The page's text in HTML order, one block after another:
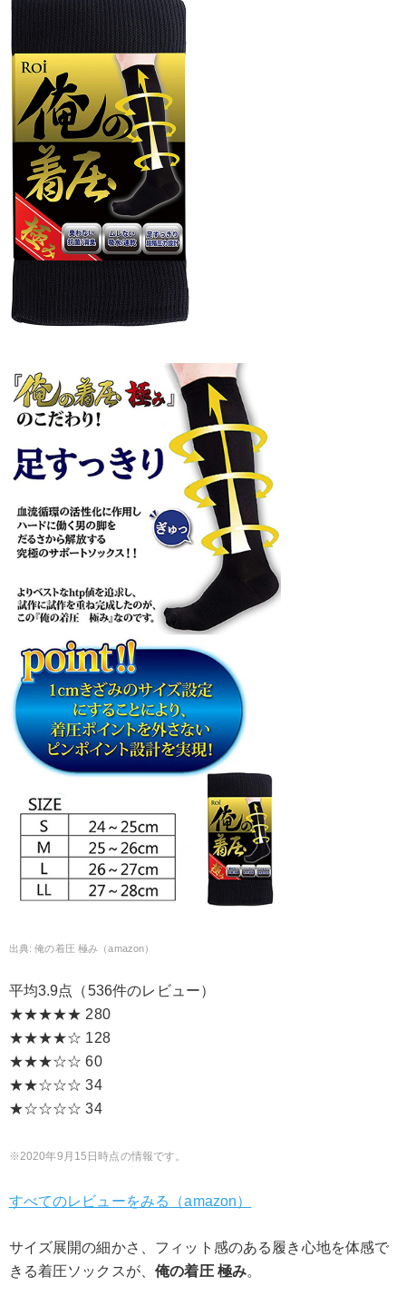
俺の着圧 極み（amazon）
平均3.9点（536件のレビュー）
★★★★★ 280
★★★★☆ 128
★★★☆☆ 60
★★☆☆☆ 34
★☆☆☆☆ 34
2020年9月15日時点の情報です。
すべてのレビューをみる（amazon）
サイズ展開の細かさ、フィット感のある履き心地を体感で
きる着圧ソックスが、俺の着圧 極み。